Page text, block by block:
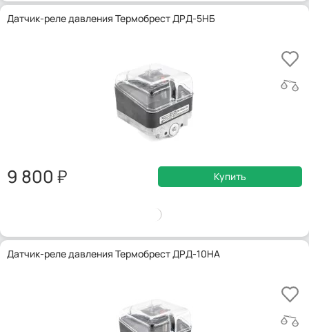
Датчик-реле давления Термобрест ДРД-5НБ
9 800 Купить
Датчик-реле давления Термобрест ДРД-10НА